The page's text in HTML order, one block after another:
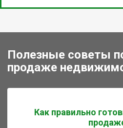
Полезные советы
продаже
Как правильно